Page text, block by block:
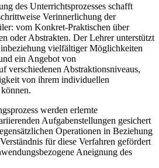
des Unterrichtsprozesses schafft
Verinnerlichung der
vom Konkret-Praktischen über
oder Abstrakten. Der Lehrer unterstützt
vielfältiger Möglichkeiten
ein Angebot von
verschiedenen Abstraktionsniveaus,
von ihrem individuellen
werden erlernte
Aufgabenstellungen gesichert
Operationen in Beziehung
für diese Verfahren gefördert
Aneignung des